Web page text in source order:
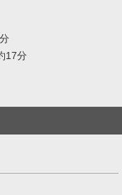
17分